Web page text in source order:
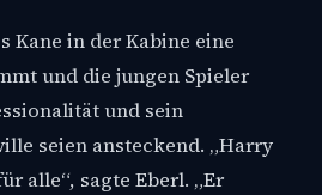
Kane in der Kabine eine
und die jungen Spieler
und sein
seien ansteckend. „Harry
alle“, sagte Eberl. „Er